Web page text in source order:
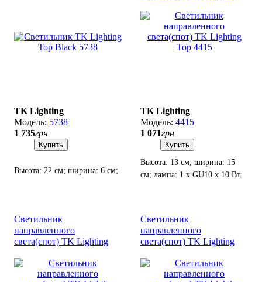
TK Lighting
5738
1 735грн
Купить
Высота: 22 см; ширина: 6 см;
TK Lighting
4415
1 071грн
Купить
Высота: 13 см; ширина: 15
см; лампа: 1 х GU10 х 10 Вт.
Светильник
направленного
света(спот) TK Lighting
Светильник
направленного
света(спот) TK Lighting